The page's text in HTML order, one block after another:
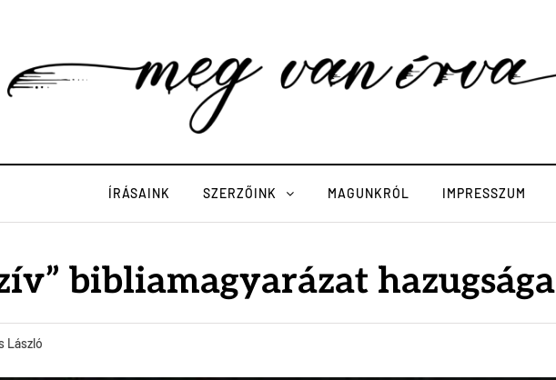
ÍRÁSAINK SZERZŐINK MAGUNKRÓL IMPRESSZUM
bibliamagyarázat hazugsága
László